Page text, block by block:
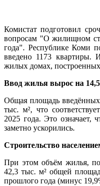
Комистат подготовил
вопросам "О жилищном
года". Республике Коми
введено 1173
жилых домах,
Ввод жилья вырос на
Общая площадь
тыс. м², что
2025 года. Это означает,
заметно ускорились.
Строительство
При этом объём жилья,
42,3 тыс. м² общей
прошлого года (минус